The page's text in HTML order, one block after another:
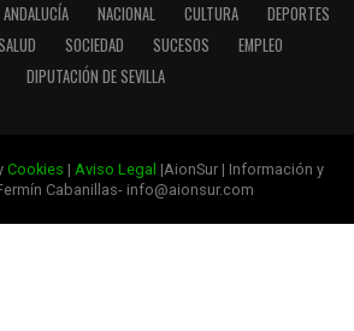
ANDALUCÍA NACIONAL CULTURA
DEPORTES
SOCIEDAD SUCESOS
EMPLEO
DIPUTACIÓN DE SEVILLA
Cookies | Aviso Legal |AionSur | Información y
Cabanillas- info@aionsur.com